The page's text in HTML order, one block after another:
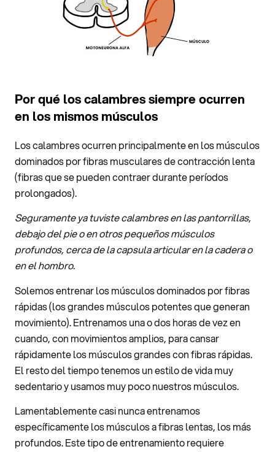
Por qué los calambres siempre ocurren
en los mismos músculos
Los calambres ocurren principalmente en los músculos
dominados por fibras musculares de contracción lenta
(fibras que se pueden contraer durante períodos
prolongados).
Seguramente ya tuviste calambres en las pantorrillas,
debajo del pie o en otros pequeños músculos
profundos, cerca de la capsula articular en la cadera o
en el hombro.
Solemos entrenar los músculos dominados por fibras
rápidas (los grandes músculos potentes que generan
movimiento). Entrenamos una o dos horas de vez en
cuando, con movimientos amplios, para cansar
rápidamente los músculos grandes con fibras rápidas.
El resto del tiempo tenemos un estilo de vida muy
sedentario y usamos muy poco nuestros músculos.
Lamentablemente casi nunca entrenamos
específicamente los músculos a fibras lentas, los más
profundos. Este tipo de entrenamiento requiere